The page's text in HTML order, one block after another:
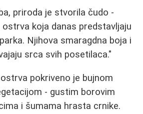
priroda je stvorila čudo -
koja danas predstavljaju
Njihova smaragdna boja i
srca svih posetilaca."
pokriveno je bujnom
- gustim borovim
i šumama hrasta crnike.